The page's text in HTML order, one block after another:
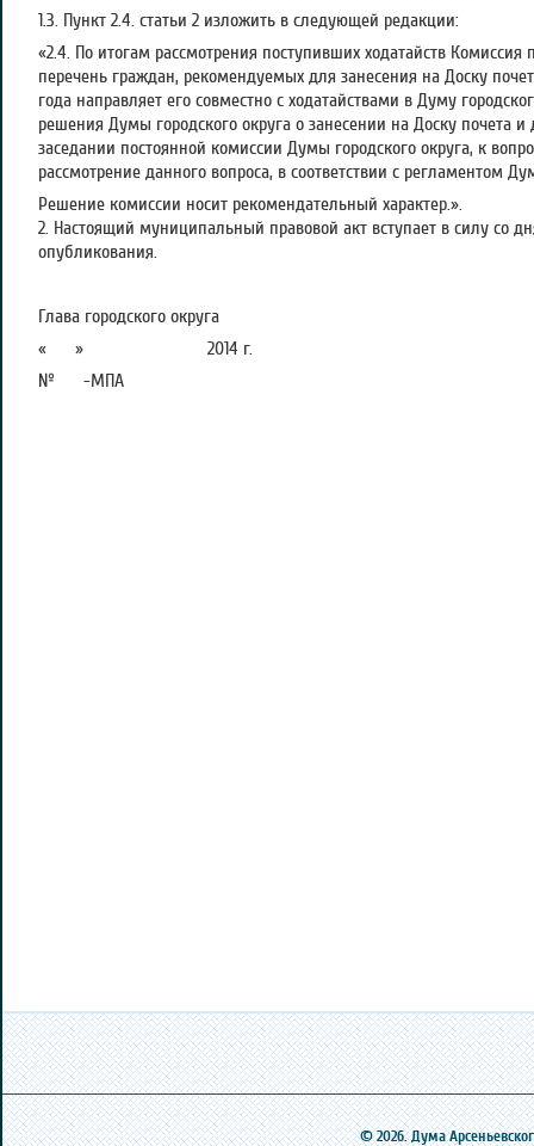
1.3. Пункт 2.4. статьи 2 изложить в следующей редакции:
«2.4. По итогам рассмотрения поступивших ходатайств
перечень граждан, рекомендуемых для занесения на Доску
года направляет его совместно с ходатайствами в Думу
решения Думы городского округа о занесении на Доску почета
заседании постоянной комиссии Думы городского округа, к
рассмотрение данного вопроса, в соответствии с регламентом
Решение комиссии носит рекомендательный характер.».
2. Настоящий муниципальный правовой акт вступает в силу со
опубликования.
Глава городского округа
« » 2014 г.
№ -МПА
© 2026. Дума